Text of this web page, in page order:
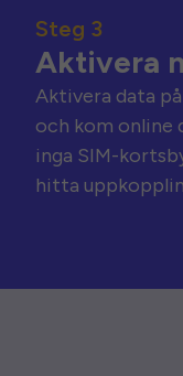
Steg 3
Aktivera
Aktivera data
och kom online
inga SIM-
hitta